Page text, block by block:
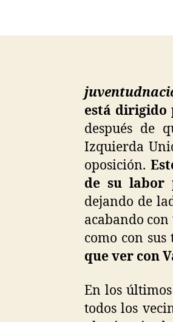
está dirigido
después de
Izquierda
oposición.
de su labor
dejando de
acabando
como con sus
que ver con
En los últimos
todos los